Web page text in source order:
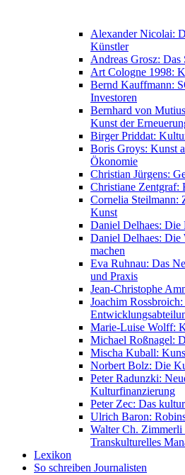
Alexander Nicolai:
Künstler
Andreas Grosz:
Art Cologne 1998:
Bernd Kauffmann:
Investoren
Bernhard von
Kunst der
Birger Priddat:
Boris Groys: Kunst
Ökonomie
Christian Jürgens:
Christiane
Cornelia Steilmann:
Kunst
Daniel Delhaes: Die
Daniel Delhaes: Die
machen
Eva Ruhnau: Das
und Praxis
Jean-Christophe
Joachim
Marie-Luise Wolff:
Michael Roßnagel:
Mischa Kuball:
Norbert Bolz: Die
Peter Radunzki:
Kulturfinanzierung
Peter Zec: Das
Ulrich Baron:
Walter Ch. Zimmerli
Transkulturelles
Lexikon
So schreiben Journalisten